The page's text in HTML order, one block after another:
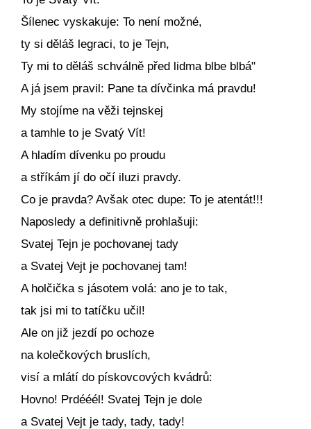
Šílenec vyskakuje: To není možné,
ty si děláš legraci, to je Tejn,
Ty mi to děláš schválně před lidma blbe blbá"
A já jsem pravil: Pane ta dívčinka má pravdu!
My stojíme na věži tejnskej
a tamhle to je Svatý Vít!
A hladím dívenku po proudu
a stříkám jí do očí iluzi pravdy.
Co je pravda? Avšak otec dupe: To je atentát!!!
Naposledy a definitivně prohlašuji:
Svatej Tejn je pochovanej tady
a Svatej Vejt je pochovanej tam!
A holčička s jásotem volá: ano je to tak,
tak jsi mi to tatíčku učil!
Ale on již jezdí po ochoze
na kolečkových bruslích,
visí a mlátí do pískovcových kvádrů:
Hovno! Prdééél! Svatej Tejn je dole
a Svatej Vejt je tady, tady, tady!